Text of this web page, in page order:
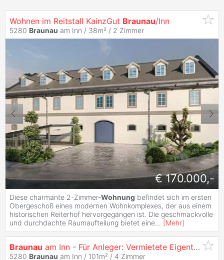
Wohnen im Reitstall KainzGut Braunau/Inn
5280 Braunau am Inn / 38m² / 2 Zimmer
€ 170.000,-
Diese charmante 2-Zimmer-Wohnung befindet sich im ersten
Obergeschoß eines modernen Wohnkomplexes, der aus einem
historischen Reiterhof hervorgegangen ist. Die geschmackvolle
und durchdachte Raumaufteilung bietet eine... [Mehr]
Braunau am Inn - Für Anleger: Vermietete Eigentumswohnung
5280 Braunau am Inn / 101m² / 4 Zimmer